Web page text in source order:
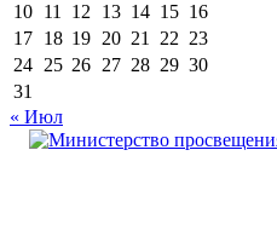
10 11 12 13 14 15 16
17 18 19 20 21 22 23
24 25 26 27 28 29 30
31
« Июл